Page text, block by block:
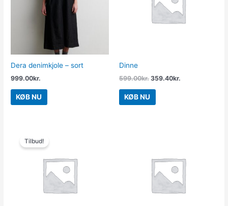
Dera denimkjole – sort
999.00kr.
KØB NU
Dinne
599.00kr. 359.40kr.
KØB NU
Tilbud!
2,800.00kr..